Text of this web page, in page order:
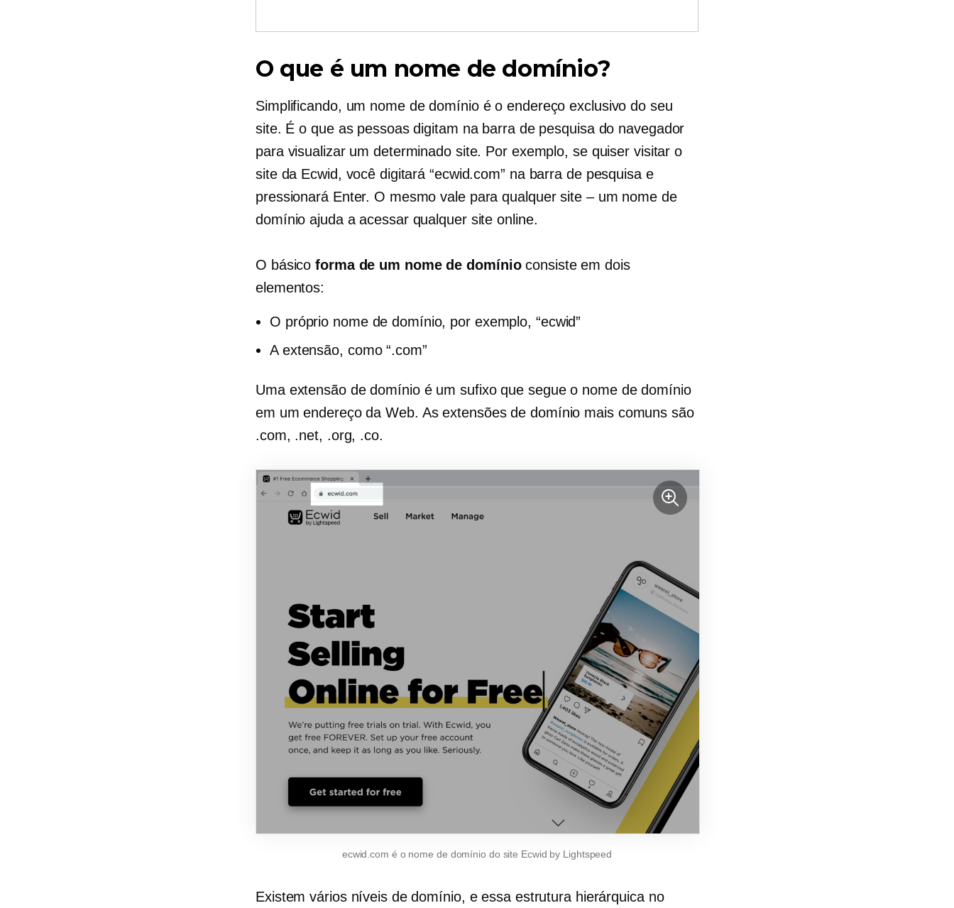
O que é um nome de domínio?
Simplificando, um nome de domínio é o endereço exclusivo do seu
site. É o que as pessoas digitam na barra de pesquisa do navegador
para visualizar um determinado site. Por exemplo, se quiser visitar o
site da Ecwid, você digitará “ecwid.com” na barra de pesquisa e
pressionará Enter. O mesmo vale para qualquer site – um nome de
domínio ajuda a acessar qualquer site online.
O básicoforma de um nome de domínioconsiste em dois
elementos:
O próprio nome de domínio, por exemplo, “ecwid”
A extensão, como “.com”
Uma extensão de domínio é um sufixo que segue o nome de domínio
em um endereço da Web. As extensões de domínio mais comuns são
.com, .net, .org, .co.
ecwid.com é o nome de domínio do site Ecwid by Lightspeed
Existem vários níveis de domínio, e essa estrutura hierárquica no